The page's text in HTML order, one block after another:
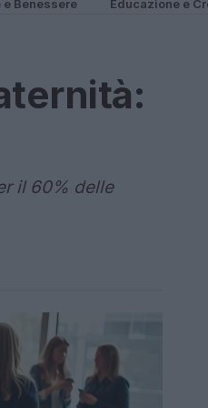
e Benessere Educazione e
il 60% delle